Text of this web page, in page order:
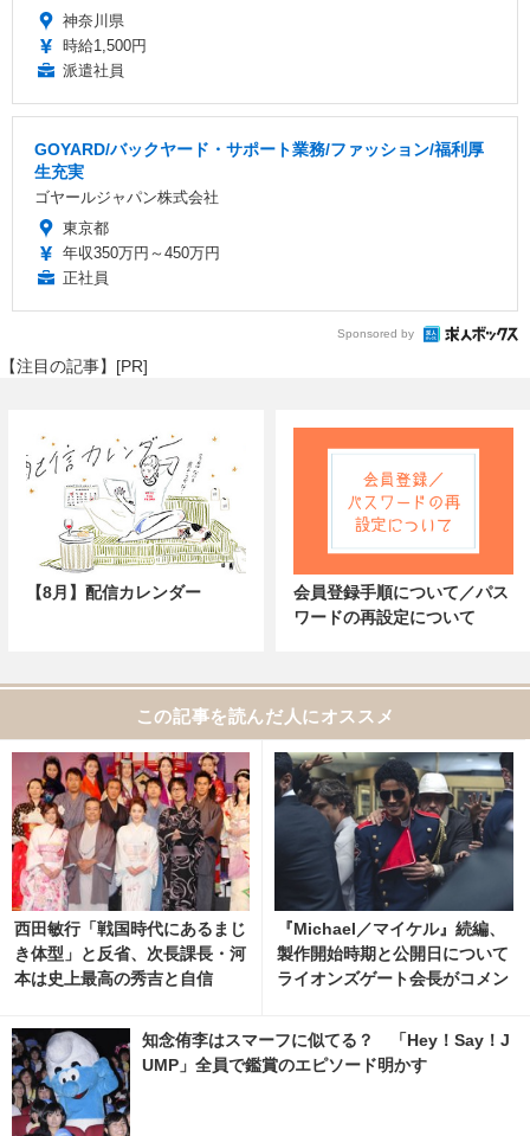
神奈川県
時給1,500円
派遣社員
GOYARD/バックヤード・サポート業務/ファッション/福利厚
生充実
ゴヤールジャパン株式会社
東京都
年収350万円～450万円
正社員
Sponsored by
【注目の記事】[PR]
【8月】配信カレンダー
会員登録手順について／パス
ワードの再設定について
この記事を読んだ人にオススメ
西田敏行「戦国時代にあるまじ
き体型」と反省、次長課長・河
本は史上最高の秀吉と自信
『Michael／マイケル』続編、
製作開始時期と公開日について
ライオンズゲート会長がコメン
acafe.net
知念侑李はスマーフに似てる？ 「Hey！Say！J
UMP」全員で鑑賞のエピソード明かす